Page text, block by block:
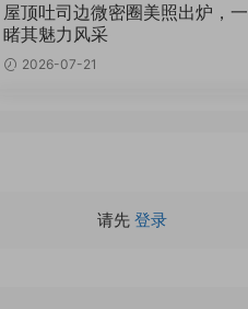
屋顶吐司边微密圈美照出炉，一
睹其魅力风采
2026-07-21
请先 登录